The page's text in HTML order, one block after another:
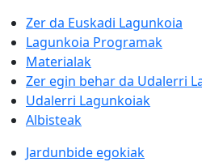
Zer da Euskadi Lagunkoia
Lagunkoia Programak
Materialak
Zer egin behar da Udalerri
Udalerri Lagunkoiak
Albisteak
Jardunbide egokiak